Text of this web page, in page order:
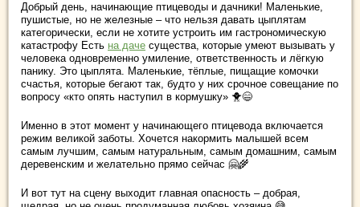
Добрый день, начинающие птицеводы и дачники! Маленькие,
пушистые, но не железные – что нельзя давать цыплятам
категорически, если не хотите устроить им гастрономическую
катастрофу Есть на даче существа, которые умеют вызывать у
человека одновременно умиление, ответственность и лёгкую
панику. Это цыплята. Маленькие, тёплые, пищащие комочки
счастья, которые бегают так, будто у них срочное совещание по
вопросу «кто опять наступил в кормушку» 🐥😄
Именно в этот момент у начинающего птицевода включается
режим великой заботы. Хочется накормить малышей всем
самым лучшим, самым натуральным, самым домашним, самым
деревенским и желательно прямо сейчас 🤗🌾
И вот тут на сцену выходит главная опасность – добрая,